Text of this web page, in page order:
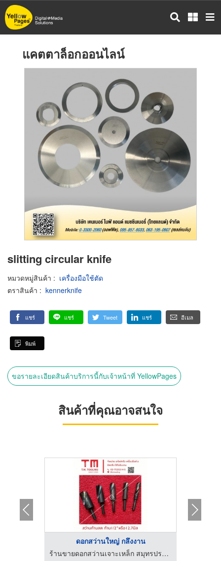
ข้าม
ไป
แคตตาล็อกออนไลน์
slitting circular knife
หมวดหมู่สินค้า : เครื่องมือใช้ตัด
ตราสินค้า : kennerknife
แชร์ แชร์ Tweet แชร์ อีเมล
พิมพ์
ขอรายละเอียดสินค้าบริการนี้กับเจ้าหน้าที่ YellowPages
สินค้าที่คุณอาจสนใจ
ดอกสว่านใหญ่ กลึงงาน
ร้านขายดอกสว่านเจาะเหล็ก สมุทรปราการ